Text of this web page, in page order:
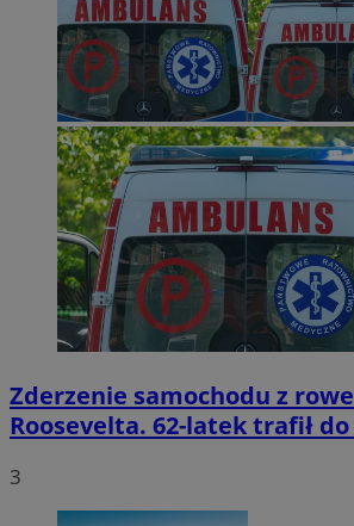
Zderzenie samochodu z
Roosevelta. 62-latek trafił
3